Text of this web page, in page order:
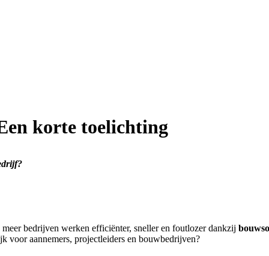
korte toelichting
bedrijven werken efficiënter, sneller en foutlozer dankzij
voor aannemers, projectleiders en bouwbedrijven?